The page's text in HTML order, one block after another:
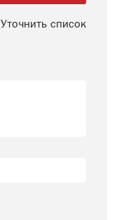
Уточнить список